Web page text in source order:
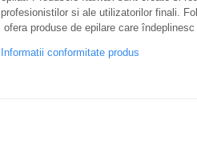
profesionistilor si ale utilizatorilor finali.
ofera produse de epilare care
Informatii conformitate produs